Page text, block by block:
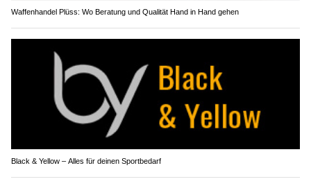
Waffenhandel Plüss: Wo Beratung und Qualität Hand in Hand gehen
Black & Yellow – Alles für deinen Sportbedarf